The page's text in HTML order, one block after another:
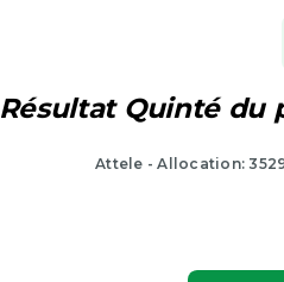
Résultat Quinté du
Attele - Allocation: